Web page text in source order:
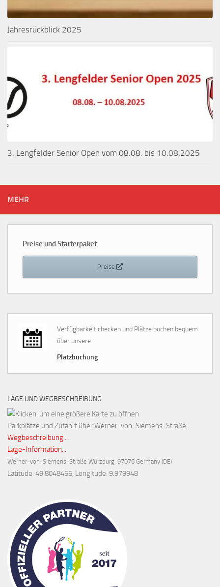
Jahresrückblick 2025
3. Lengfelder Senior Open vom 08.08. bis 10.08.2025
MEHR
Preise und Starterpaket
Preise
Verfügbarkeit checken und Plätze buchen bequem
über unsere
Platzbuchung
LAGE UND WEGBESCHREIBUNG
Parkplätze und Zufahrt über Werner-von-Siemens-Straße.
Wegbeschreibung...
Lage-Information...
Werner-von-Siemens-Straße Würzburg, 97076 Germany (DE)
Latitude: 49.8048456, Longitude: 9.979948